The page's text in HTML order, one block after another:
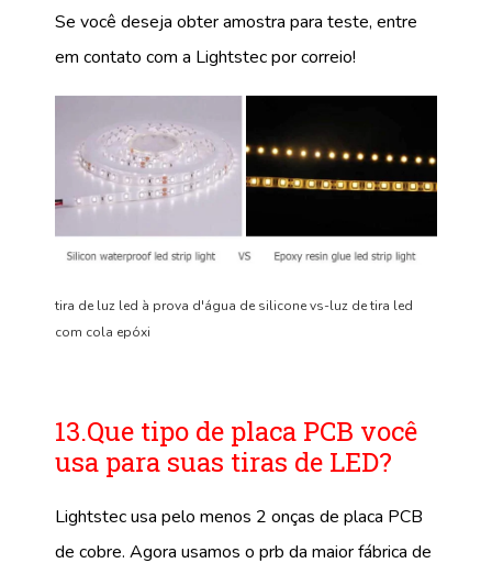
Se você deseja obter amostra para teste, entre
em contato com a Lightstec por correio!
tira de luz led à prova d'água de silicone vs-luz de tira led
com cola epóxi
13.Que tipo de placa PCB você
usa para suas tiras de LED?
Lightstec usa pelo menos 2 onças de placa PCB
de cobre. Agora usamos o prb da maior fábrica de